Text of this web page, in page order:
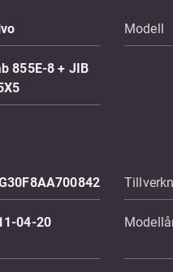
Modell
855E-8 + JIB
04-20